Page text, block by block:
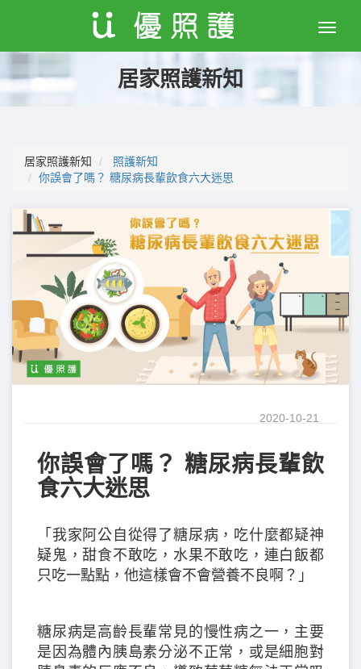
Toggle
居家照護新知
居家照護新知
照護新知
你誤會了嗎？ 糖尿病長輩飲食六大迷思
2020-10-21
你誤會了嗎？ 糖尿病長輩飲
食六大迷思
「我家阿公自從得了糖尿病，吃什麼都疑神
疑鬼，甜食不敢吃，水果不敢吃，連白飯都
只吃一點點，他這樣會不會營養不良啊？」
糖尿病是高齡長輩常見的慢性病之一，主要
是因為體內胰島素分泌不正常，或是細胞對